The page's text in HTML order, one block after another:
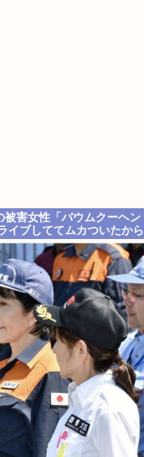
被害女性「バウムクーヘン
イブしててムカついたから